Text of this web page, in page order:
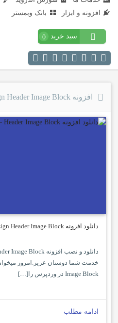
افزونه و ابزار
بانک وبمستر
سبد خرید 0
افزونه Gosign Header Image Block
دانلود افزونه Gosign Header Image Block طراحی هدر وردپرس
Image Block در وردپرس را[…]
ادامه مطلب